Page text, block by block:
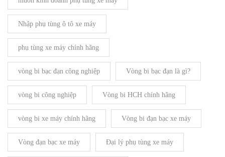
Nhập phụ tùng ô tô xe máy
phụ tùng xe máy chính hãng
vòng bi bạc đạn công nghiệp Vòng bi bạc đạn là gì?
vòng bi công nghiệp Vòng bi HCH chính hãng
vòng bi xe máy chính hãng Vòng bi đạn bạc xe máy
Vòng đạn bạc xe máy Đại lý phụ tùng xe máy